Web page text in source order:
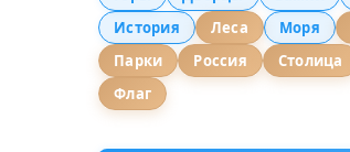
История
Леса Моря
Парки
Россия Столица
Флаг